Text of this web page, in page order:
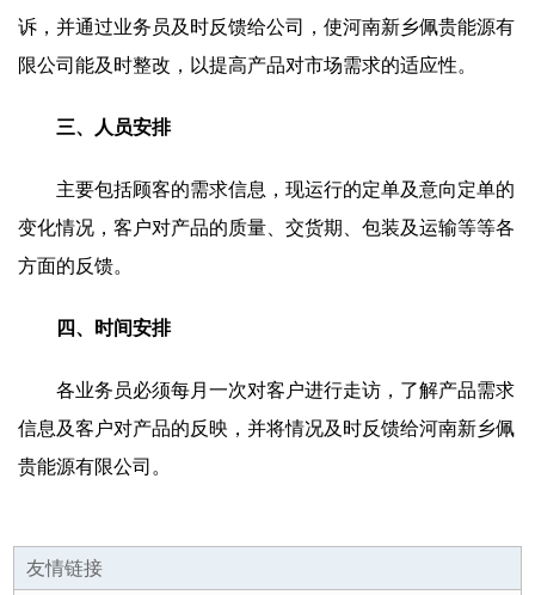
诉，并通过业务员及时反馈给公司，使河南新乡佩贵能源有
限公司能及时整改，以提高产品对市场需求的适应性。
三、人员安排
主要包括顾客的需求信息，现运行的定单及意向定单的
变化情况，客户对产品的质量、交货期、包装及运输等等各
方面的反馈。
四、时间安排
各业务员必须每月一次对客户进行走访，了解产品需求
信息及客户对产品的反映，并将情况及时反馈给河南新乡佩
贵能源有限公司。
友情链接